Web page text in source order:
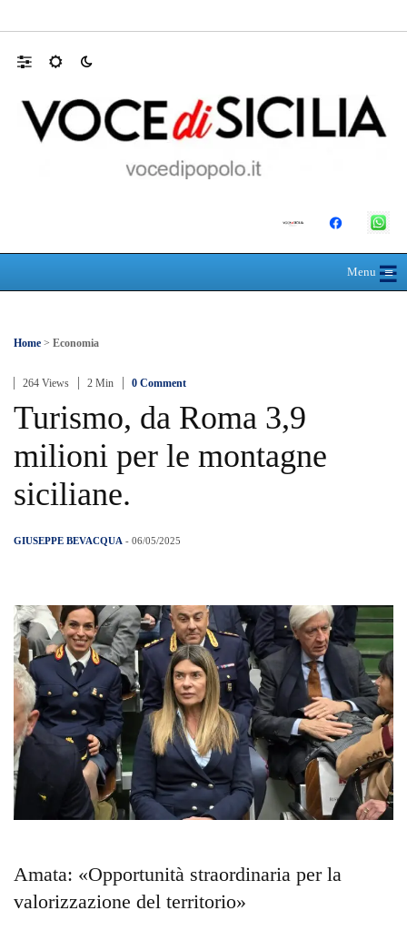
Menu≡
☰
Home > Economia
264 Views 2 Min 0 Comment
Turismo, da Roma 3,9
milioni per le montagne
siciliane.
GIUSEPPE BEVACQUA - 06/05/2025
Amata: «Opportunità straordinaria per la
valorizzazione del territorio»